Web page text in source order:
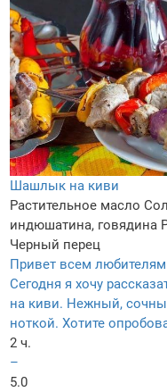
Шашлык на киви
Растительное масло
индюшатина, говядина
Черный перец
Привет всем
Сегодня я хочу
на киви. Нежный,
ноткой. Хотите
2 ч.
–
5.0